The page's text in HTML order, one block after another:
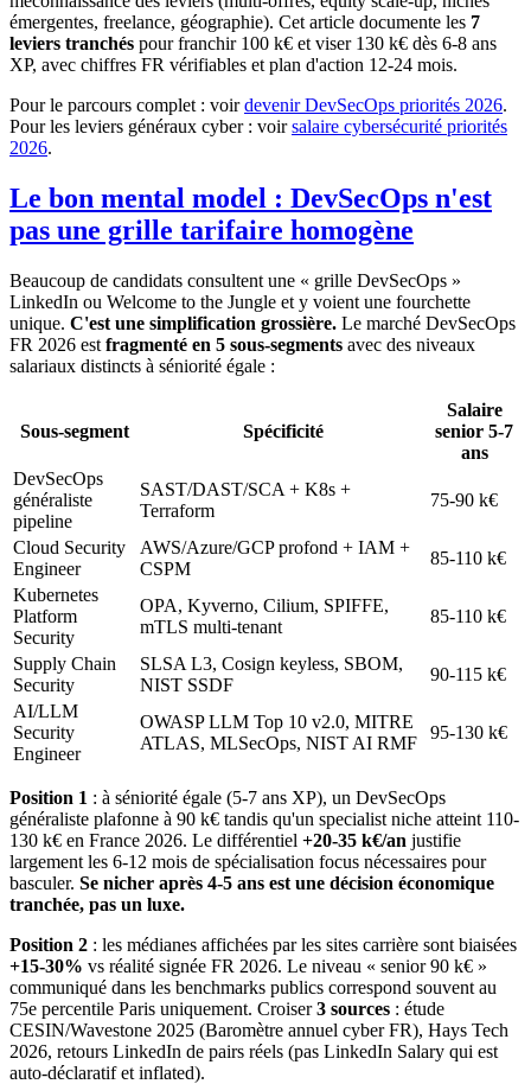
émergentes, freelance, géographie). Cet article documente les 7
leviers tranchés pour franchir 100 k€ et viser 130 k€ dès 6-8 ans
XP, avec chiffres FR vérifiables et plan d'action 12-24 mois.
Pour le parcours complet : voirdevenir DevSecOps priorités 2026.
Pour les leviers généraux cyber : voirsalaire cybersécurité priorités
2026.
Le bon mental model : DevSecOps n'est
pas une grille tarifaire homogène
Beaucoup de candidats consultent une « grille DevSecOps »
LinkedIn ou Welcome to the Jungle et y voient une fourchette
unique. C'est une simplification grossière. Le marché DevSecOps
FR 2026 est fragmenté en 5 sous-segments avec des niveaux
salariaux distincts à séniorité égale :
Sous-segment Spécificité
Salaire
senior 5-7
ans
DevSecOps
généraliste
pipeline
SAST/DAST/SCA + K8s +
Terraform
75-90 k€
Cloud Security
Engineer
AWS/Azure/GCP profond + IAM +
CSPM
85-110 k€
Kubernetes
Platform
Security
OPA, Kyverno, Cilium, SPIFFE,
mTLS multi-tenant
85-110 k€
Supply Chain
Security
SLSA L3, Cosign keyless, SBOM,
NIST SSDF
90-115 k€
AI/LLM
Security
Engineer
OWASP LLM Top 10 v2.0, MITRE
ATLAS, MLSecOps, NIST AI RMF
95-130 k€
Position 1 : à séniorité égale (5-7 ans XP), un DevSecOps
généraliste plafonne à 90 k€ tandis qu'un specialist niche atteint 110-
130 k€ en France 2026. Le différentiel +20-35 k€/an justifie
largement les 6-12 mois de spécialisation focus nécessaires pour
basculer. Se nicher après 4-5 ans est une décision économique
tranchée, pas un luxe.
Position 2 : les médianes affichées par les sites carrière sont biaisées
+15-30% vs réalité signée FR 2026. Le niveau « senior 90 k€ »
communiqué dans les benchmarks publics correspond souvent au
75e percentile Paris uniquement. Croiser3 sources : étude
CESIN/Wavestone 2025 (Baromètre annuel cyber FR), Hays Tech
2026, retours LinkedIn de pairs réels (pas LinkedIn Salary qui est
auto-déclaratif et inflated).